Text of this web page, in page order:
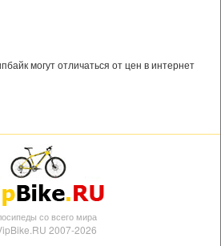
могут отличаться от цен в интернет
со всего мира
2007-2026